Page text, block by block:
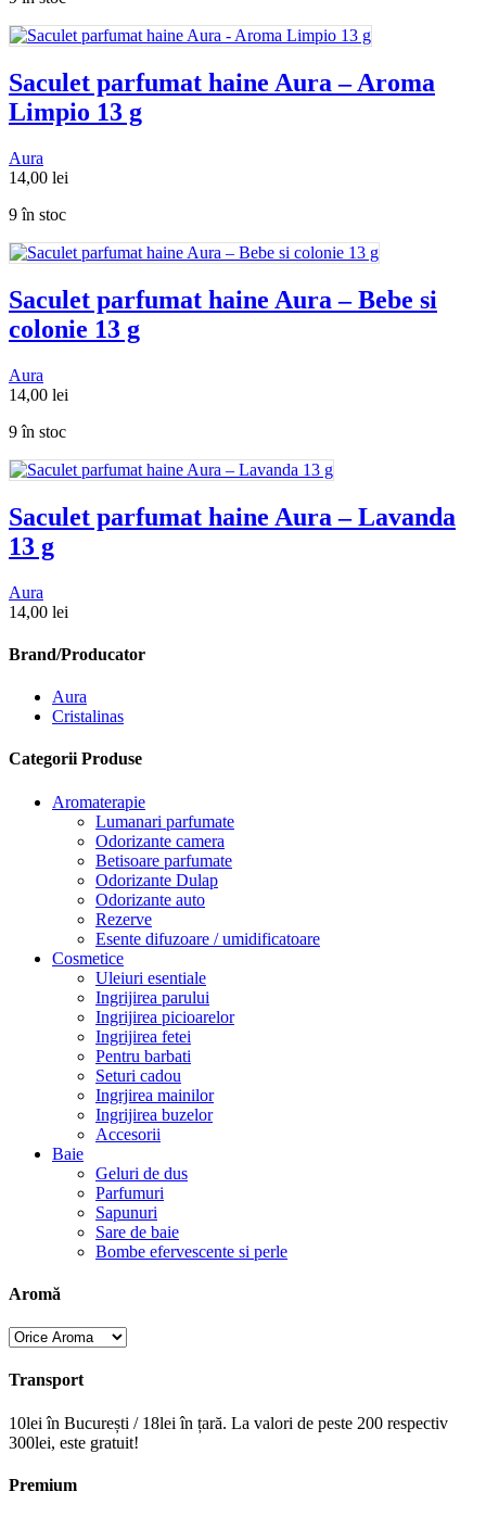
Saculet parfumat haine Aura – Aroma
Limpio 13 g
Aura
14,00 lei
9 în stoc
Saculet parfumat haine Aura – Bebe si
colonie 13 g
Aura
14,00 lei
9 în stoc
Saculet parfumat haine Aura – Lavanda
13 g
Aura
14,00 lei
Brand/Producator
Aura
Cristalinas
Categorii Produse
Aromaterapie
Lumanari parfumate
Odorizante camera
Betisoare parfumate
Odorizante Dulap
Odorizante auto
Rezerve
Esente difuzoare / umidificatoare
Cosmetice
Uleiuri esentiale
Ingrijirea parului
Ingrijirea picioarelor
Ingrijirea fetei
Pentru barbati
Seturi cadou
Ingrjirea mainilor
Ingrijirea buzelor
Accesorii
Baie
Geluri de dus
Parfumuri
Sapunuri
Sare de baie
Bombe efervescente si perle
Aromă
Transport
10lei în București / 18lei în țară. La valori de peste 200 respectiv
300lei, este gratuit!
Premium